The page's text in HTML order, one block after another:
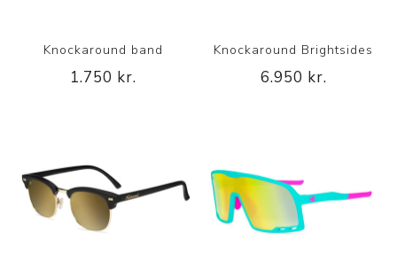
Knockaround band
1.750 kr.
Knockaround Brightsides
6.950 kr.